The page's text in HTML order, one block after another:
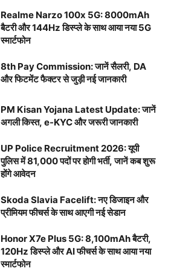
Realme Narzo 100x 5G: 8000mAh
बैटरी और 144Hz डिस्प्ले के साथ आया नया 5G
स्मार्टफोन
8th Pay Commission: जानें सैलरी, DA
और फिटमेंट फैक्टर से जुड़ी नई जानकारी
PM Kisan Yojana Latest Update: जानें
अगली किस्त, e-KYC और जरूरी जानकारी
UP Police Recruitment 2026: यूपी
पुलिस में 81,000 पदों पर होगी भर्ती, जानें कब शुरू
होंगे आवेदन
Skoda Slavia Facelift: नए डिजाइन और
प्रीमियम फीचर्स के साथ आएगी नई सेडान
Honor X7e Plus 5G: 8,100mAh बैटरी,
120Hz डिस्प्ले और AI फीचर्स के साथ आया नया
स्मार्टफोन